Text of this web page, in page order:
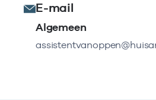
E-mail
Algemeen